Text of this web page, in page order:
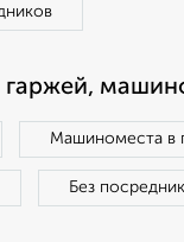
гаржей,
Машиноместа в
Без